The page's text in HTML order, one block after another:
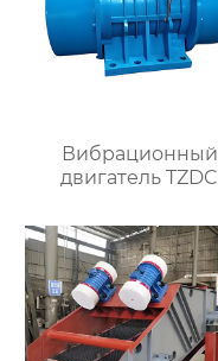
Вибрационный
двигатель TZDC